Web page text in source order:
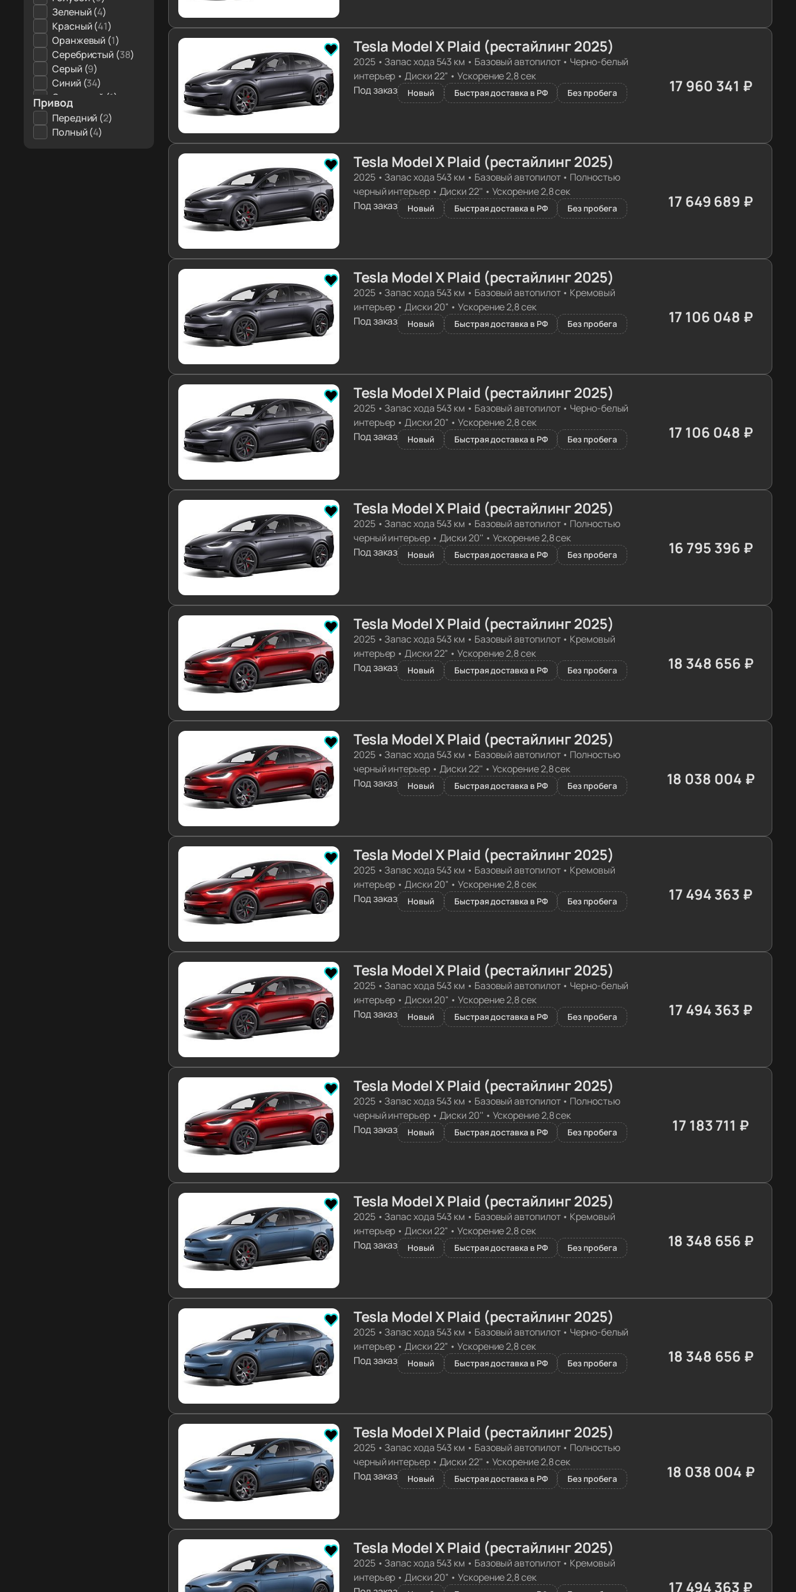
Зеленый (4)
Красный (41)
Оранжевый (1)
Серебристый (38)
Серый (9)
Синий (34)
Сиреневый (1)
Темно-серый (
Фиолетовый (
Черный ( 54
Привод
Передний (2)
Полный (4)
Tesla Model X Plaid (рестайлинг 2025)
2025• Запас хода 543 км • Базовый автопилот• Черно-белый
интерьер •Диски 22'' •Ускорение 2,8 сек
Под заказ
Новый Быстрая доставка в РФ Без пробега 17 960 341 ₽
≈ 180 140€
Tesla Model X Plaid (рестайлинг 2025)
2025• Запас хода 543 км • Базовый автопилот• Полностью
черный интерьер• Диски 22'' • Ускорение 2,8 сек
Под заказ
Новый Быстрая доставка в РФ Без пробега 17 649 689 ₽
≈ 177 024€
Tesla Model X Plaid (рестайлинг 2025)
2025• Запас хода 543 км • Базовый автопилот• Кремовый
интерьер •Диски 20'' •Ускорение 2,8 сек
Под заказ
Новый Быстрая доставка в РФ Без пробега 17 106 048 ₽
≈ 171 572€
Tesla Model X Plaid (рестайлинг 2025)
2025• Запас хода 543 км • Базовый автопилот• Черно-белый
интерьер •Диски 20'' •Ускорение 2,8 сек
Под заказ
Новый Быстрая доставка в РФ Без пробега 17 106 048 ₽
≈ 171 572€
Tesla Model X Plaid (рестайлинг 2025)
2025• Запас хода 543 км • Базовый автопилот• Полностью
черный интерьер• Диски 20'' • Ускорение 2,8 сек
Под заказ
Новый Быстрая доставка в РФ Без пробега 16 795 396 ₽
≈ 168 456€
Tesla Model X Plaid (рестайлинг 2025)
2025• Запас хода 543 км • Базовый автопилот• Кремовый
интерьер •Диски 22'' •Ускорение 2,8 сек
Под заказ
Новый Быстрая доставка в РФ Без пробега 18 348 656 ₽
≈ 184 035€
Tesla Model X Plaid (рестайлинг 2025)
2025• Запас хода 543 км • Базовый автопилот• Полностью
черный интерьер• Диски 22'' • Ускорение 2,8 сек
Под заказ
Новый Быстрая доставка в РФ Без пробега 18 038 004 ₽
≈ 180 919€
Tesla Model X Plaid (рестайлинг 2025)
2025• Запас хода 543 км • Базовый автопилот• Кремовый
интерьер •Диски 20'' •Ускорение 2,8 сек
Под заказ
Новый Быстрая доставка в РФ Без пробега 17 494 363 ₽
≈ 175 467€
Tesla Model X Plaid (рестайлинг 2025)
2025• Запас хода 543 км • Базовый автопилот• Черно-белый
интерьер •Диски 20'' •Ускорение 2,8 сек
Под заказ
Новый Быстрая доставка в РФ Без пробега 17 494 363 ₽
≈ 175 467€
Tesla Model X Plaid (рестайлинг 2025)
2025• Запас хода 543 км • Базовый автопилот• Полностью
черный интерьер• Диски 20'' • Ускорение 2,8 сек
Под заказ
Новый Быстрая доставка в РФ Без пробега 17 183 711 ₽
≈ 172 351€
Tesla Model X Plaid (рестайлинг 2025)
2025• Запас хода 543 км • Базовый автопилот• Кремовый
интерьер •Диски 22'' •Ускорение 2,8 сек
Под заказ
Новый Быстрая доставка в РФ Без пробега 18 348 656 ₽
≈ 184 035€
Tesla Model X Plaid (рестайлинг 2025)
2025• Запас хода 543 км • Базовый автопилот• Черно-белый
интерьер •Диски 22'' •Ускорение 2,8 сек
Под заказ
Новый Быстрая доставка в РФ Без пробега 18 348 656 ₽
≈ 184 035€
Tesla Model X Plaid (рестайлинг 2025)
2025• Запас хода 543 км • Базовый автопилот• Полностью
черный интерьер• Диски 22'' • Ускорение 2,8 сек
Под заказ
Новый Быстрая доставка в РФ Без пробега 18 038 004 ₽
≈ 180 919€
Tesla Model X Plaid (рестайлинг 2025)
2025• Запас хода 543 км • Базовый автопилот• Кремовый
интерьер •Диски 20'' •Ускорение 2,8 сек
17 494 363 ₽